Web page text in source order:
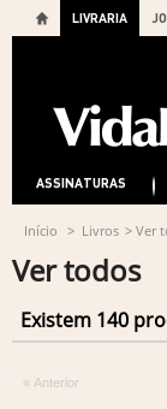
LIVRARIA
ASSINATURAS
Início > Livros > Ver
Ver todos
Existem 140
« Anterior